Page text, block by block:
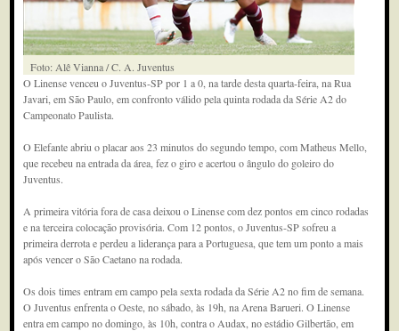
Foto: Alê Vianna / C. A. Juventus
O Linense venceu o Juventus-SP por 1 a 0, na tarde desta quarta-feira, na Rua
Javari, em São Paulo, em confronto válido pela quinta rodada da Série A2 do
Campeonato Paulista.
O Elefante abriu o placar aos 23 minutos do segundo tempo, com Matheus Mello,
que recebeu na entrada da área, fez o giro e acertou o ângulo do goleiro do
Juventus.
A primeira vitória fora de casa deixou o Linense com dez pontos em cinco rodadas
e na terceira colocação provisória. Com 12 pontos, o Juventus-SP sofreu a
primeira derrota e perdeu a liderança para a Portuguesa, que tem um ponto a mais
após vencer o São Caetano na rodada.
Os dois times entram em campo pela sexta rodada da Série A2 no fim de semana.
O Juventus enfrenta o Oeste, no sábado, às 19h, na Arena Barueri. O Linense
entra em campo no domingo, às 10h, contra o Audax, no estádio Gilbertão, em